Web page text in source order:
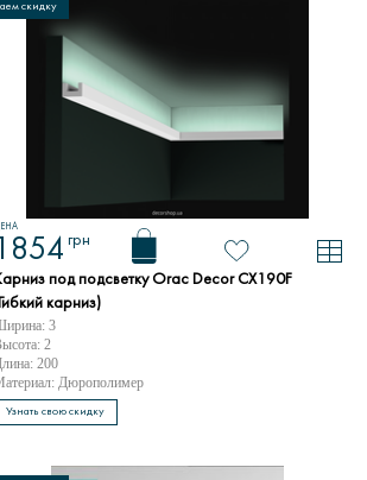
ЦЕНА
1854 грн
под подсветку Orac Decor CX190F
карниз)
3
2
200
Дюрополимер
Узнать свою скидку
скидку